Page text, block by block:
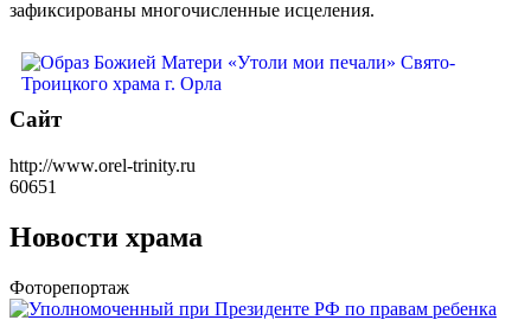
зафиксированы многочисленные исцеления.
Сайт
http://www.orel-trinity.ru
60651
Новости храма
Фоторепортаж